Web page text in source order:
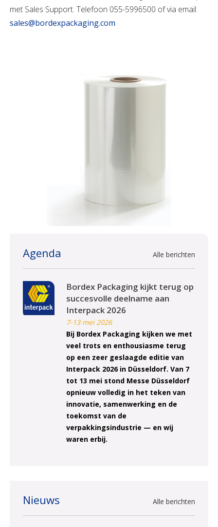
met Sales Support. Telefoon 055-5996500 of via email:
sales@bordexpackaging.com
Agenda Alle berichten
Bordex Packaging kijkt terug op
succesvolle deelname aan
Interpack 2026
7-13 mei 2026
Bij Bordex Packaging kijken we met
veel trots en enthousiasme terug
op een zeer geslaagde editie van
Interpack 2026 in Düsseldorf. Van 7
tot 13 mei stond Messe Düsseldorf
opnieuw volledig in het teken van
innovatie, samenwerking en de
toekomst van de
verpakkingsindustrie — en wij
waren erbij.
Nieuws Alle berichten